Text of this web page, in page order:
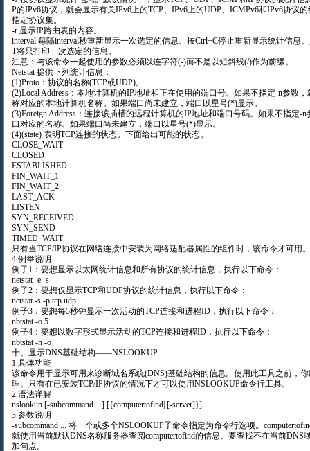
P的IPv6协议，就会显示有关IPv6上的TCP、IPv6上的UDP、ICMPv6和IPv6协议
指定协议集。
-r 显示IP路由表的内容。
interval 每隔interval秒重新显示一次选定的信息。按Ctrl+C停止重新显示统计信息
T将只打印一次选定的信息。
注意：与该命令一起使用的参数必须以连字符(-)而不是以短斜线(/)作为前缀。
Netstat 提供下列统计信息：
(1)Proto：协议的名称(TCP或UDP)。
(2)Local Address：本地计算机的IP地址和正在使用的端口号。如果不指定-n参数
称对应的本地计算机名称。如果端口尚未建立，端口以星号(*)显示。
(3)Foreign Address：连接该插槽的远程计算机的IP地址和端口号码。如果不指定-
口对应的名称。如果端口尚未建立，端口以星号(*)显示。
(4)(state) 表明TCP连接的状态。下面给出可能的状态。
CLOSE_WAIT
CLOSED
ESTABLISHED
FIN_WAIT_1
FIN_WAIT_2
LAST_ACK
LISTEN
SYN_RECEIVED
SYN_SEND
TIMED_WAIT
只有当TCP/IP协议在网络连接中安装为网络适配器属性的组件时，该命令才可用。
4.例举说明
例子1：要想显示以太网统计信息和所有协议的统计信息，执行以下命令：
netstat -e -s
例子2：要想仅显示TCP和UDP协议的统计信息，执行以下命令：
netstat -s -p tcp udp
例子3：要想每5秒钟显示一次活动的TCP连接和进程ID，执行以下命令：
nbtstat -o 5
例子4：要想以数字形式显示活动的TCP连接和进程ID，执行以下命令：
nbtstat -n -o
十、显示DNS基础结构——NSLOOKUP
1.具体功能
该命令用于显示可用来诊断域名系统(DNS)基础结构的信息。使用此工具之前，
理。只有在已安装TCP/IP协议的情况下才可以使用NSLOOKUP命令行工具。
2.语法详解
nslookup [-subcommand ...] [{computertofind| [-server]}]
3.参数说明
-subcommand ... 将一个或多个NSLOOKUP子命令指定为命令行选项。
就使用当前默认DNS名称服务器查阅computertofind的信息。要查找不在当前DNS
加句点。